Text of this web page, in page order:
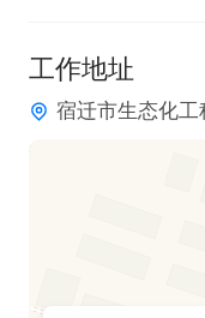
解决能力。
工作地址
宿迁市生态化